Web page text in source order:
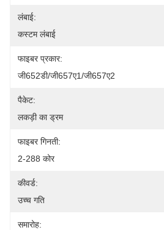
लंबाई:
कस्टम लंबाई
फाइबर प्रकार:
जी652डी/जी657ए1/जी657ए2
पैकेट:
लकड़ी का ड्रम
फाइबर गिनती:
2-288 कोर
कीवर्ड:
उच्च गति
समारोह: